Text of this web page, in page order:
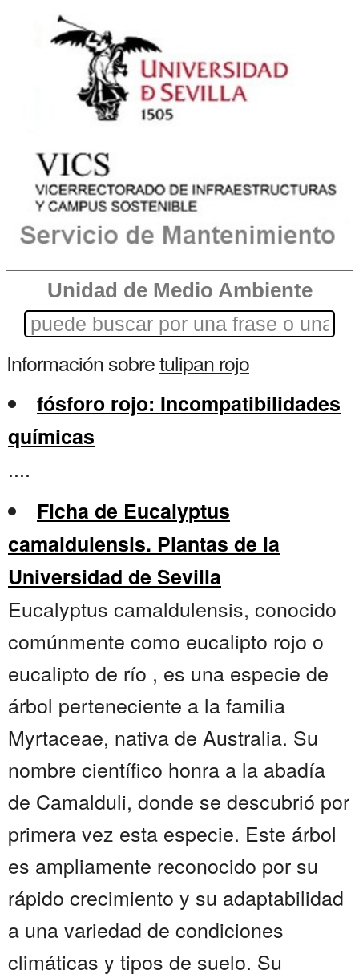
Unidad de Medio Ambiente
Información sobretulipan rojo
fósforo rojo: Incompatibilidades
químicas
....
Ficha de Eucalyptus
camaldulensis. Plantas de la
Universidad de Sevilla
Eucalyptus camaldulensis, conocido
comúnmente como eucalipto rojo o
eucalipto de río , es una especie de
árbol perteneciente a la familia
Myrtaceae, nativa de Australia. Su
nombre científico honra a la abadía
de Camalduli, donde se descubrió por
primera vez esta especie. Este árbol
es ampliamente reconocido por su
rápido crecimiento y su adaptabilidad
a una variedad de condiciones
climáticas y tipos de suelo. Su